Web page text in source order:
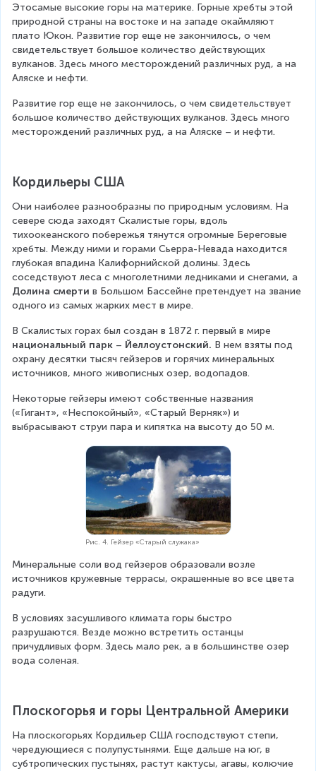
Этосамые высокие горы на материке. Горные хребты этой
природной страны на востоке и на западе окаймляют
плато Юкон. Развитие гор еще не закончилось, о чем
свидетельствует большое количество действующих
вулканов. Здесь много месторождений различных руд, а на
Аляске и нефти.
Развитие гор еще не закончилось, о чем свидетельствует
большое количество действующих вулканов. Здесь много
месторождений различных руд, а на Аляске – и нефти.
Кордильеры США
Они наиболее разнообразны по природным условиям. На
севере сюда заходят Скалистые горы, вдоль
тихоокеанского побережья тянутся огромные Береговые
хребты. Между ними и горами Сьерра-Невада находится
глубокая впадина Калифорнийской долины. Здесь
соседствуют леса с многолетними ледниками и снегами, а
Долина смерти в Большом Бассейне претендует на звание
одного из самых жарких мест в мире.
В Скалистых горах был создан в 1872 г. первый в мире
национальный парк – Йеллоустонский. В нем взяты под
охрану десятки тысяч гейзеров и горячих минеральных
источников, много живописных озер, водопадов.
Некоторые гейзеры имеют собственные названия
(«Гигант», «Неспокойный», «Старый Верняк») и
выбрасывают струи пара и кипятка на высоту до 50 м.
Рис. 4. Гейзер «Старый служака»
Минеральные соли вод гейзеров образовали возле
источников кружевные террасы, окрашенные во все цвета
радуги.
В условиях засушливого климата горы быстро
разрушаются. Везде можно встретить останцы
причудливых форм. Здесь мало рек, а в большинстве озер
вода соленая.
Плоскогорья и горы Центральной Америки
На плоскогорьях Кордильер США господствуют степи,
чередующиеся с полупустынями. Еще дальше на юг, в
субтропических пустынях, растут кактусы, агавы, колючие